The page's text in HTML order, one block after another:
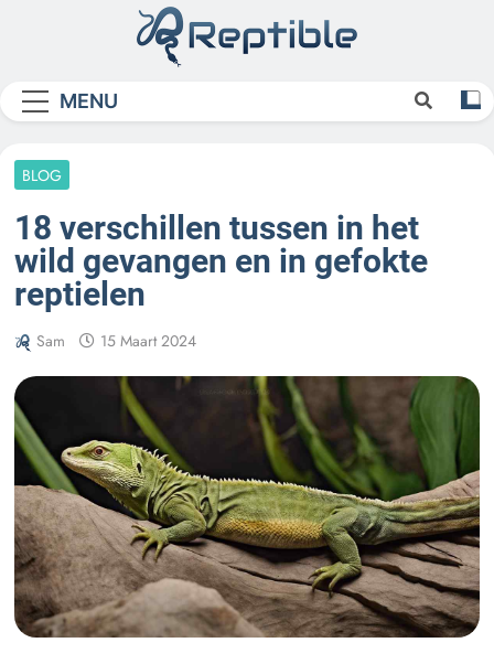
MENU
BLOG
18 verschillen tussen in het
wild gevangen en in gefokte
reptielen
Sam 15 Maart 2024